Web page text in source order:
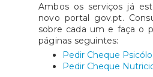
Ambos os serviços já
novo portal gov.pt.
sobre cada um e faça o
páginas seguintes:
Pedir Cheque
Pedir Cheque